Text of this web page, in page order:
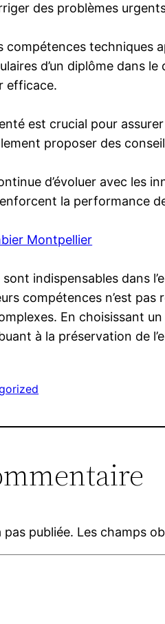
des problèmes
compétences techniques
d’un diplôme dans
efficace.
est crucial pour
proposer des
d’évoluer avec les
la performance
Montpellier
sont indispensables dans
compétences n’est
En choisissant
à la préservation de
publiée. Les champs